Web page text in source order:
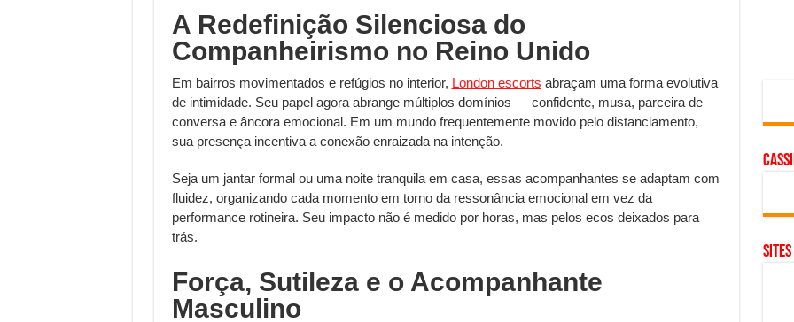
A Redefinição Silenciosa do
Companheirismo no Reino Unido
Em bairros movimentados e refúgios no interior, London escorts abraçam uma forma evolutiva
de intimidade. Seu papel agora abrange múltiplos domínios — confidente, musa, parceira de
conversa e âncora emocional. Em um mundo frequentemente movido pelo distanciamento,
sua presença incentiva a conexão enraizada na intenção.
Seja um jantar formal ou uma noite tranquila em casa, essas acompanhantes se adaptam com
fluidez, organizando cada momento em torno da ressonância emocional em vez da
performance rotineira. Seu impacto não é medido por horas, mas pelos ecos deixados para
trás.
Força, Sutileza e o Acompanhante
Masculino